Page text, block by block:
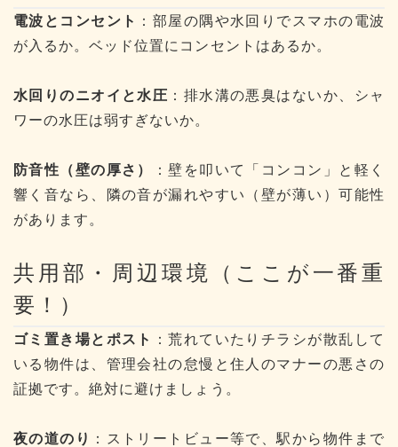
電波とコンセント
：部屋の隅や水回りでスマホの電波
が入るか。ベッド位置にコンセントはあるか。
水回りのニオイと水圧 ：排水溝の悪臭はないか、シャ
ワーの水圧は弱すぎないか。
防音性（壁の厚さ）
：壁を叩いて「コンコン」と軽く
響く音なら、隣の音が漏れやすい（壁が薄い）可能性
があります。
共用部・周辺環境（ここが一番重
要！）
ゴミ置き場とポスト
：荒れていたりチラシが散乱して
いる物件は、管理会社の怠慢と住人のマナーの悪さの
証拠です。絶対に避けましょう。
夜の道のり
：ストリートビュー等で、駅から物件まで